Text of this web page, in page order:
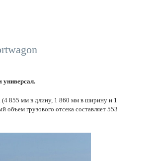
универсал.
(4 855 мм в длину, 1 860 мм в ширину и 1
грузового отсека составляет 553